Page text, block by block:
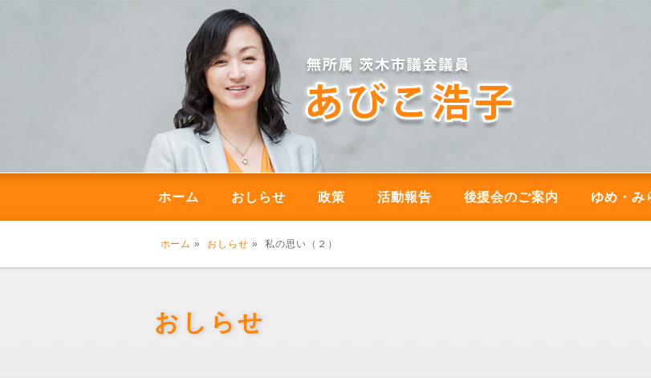
ホーム おしらせ 政策 活動報告 後援会のご案内 ゆめ・み
ホーム » おしらせ » 私の思い（２）
おしらせ